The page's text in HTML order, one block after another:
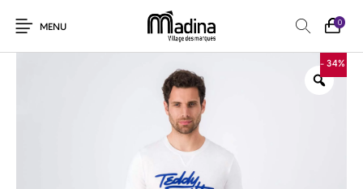
MENU
0
- 34%